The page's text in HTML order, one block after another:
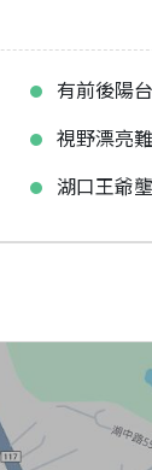
有前後陽
視野漂亮
湖口王爺